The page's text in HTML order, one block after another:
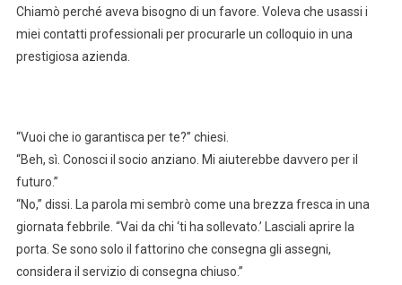
Chiamò perché aveva bisogno di un favore. Voleva che usassi i
miei contatti professionali per procurarle un colloquio in una
prestigiosa azienda.
“Vuoi che io garantisca per te?” chiesi.
“Beh, sì. Conosci il socio anziano. Mi aiuterebbe davvero per il
futuro.”
“No,” dissi. La parola mi sembrò come una brezza fresca in una
giornata febbrile. “Vai da chi ‘ti ha sollevato.’ Lasciali aprire la
porta. Se sono solo il fattorino che consegna gli assegni,
considera il servizio di consegna chiuso.”